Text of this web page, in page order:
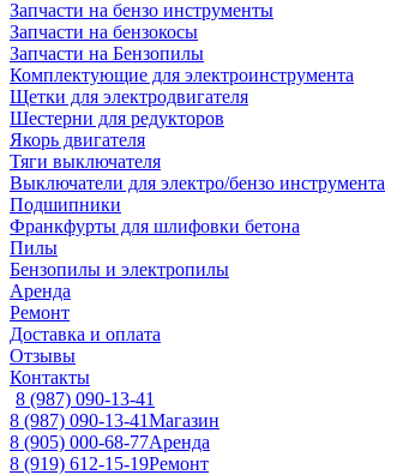
Запчасти на бензо инструменты
Запчасти на бензокосы
Запчасти на Бензопилы
Комплектующие для электроинструмента
Щетки для электродвигателя
Шестерни для редукторов
Якорь двигателя
Тяги выключателя
Выключатели для электро/бензо инструмента
Подшипники
Франкфурты для шлифовки бетона
Пилы
Бензопилы и электропилы
Аренда
Ремонт
Доставка и оплата
Отзывы
Контакты
8 (987) 090-13-41
8 (987) 090-13-41Магазин
8 (905) 000-68-77Аренда
8 (919) 612-15-19Ремонт